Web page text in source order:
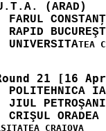
FARUL
RAPID
TEA
-  JIUL